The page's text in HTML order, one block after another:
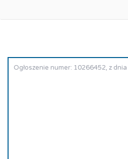
Ogłoszenie numer: 10266452, z